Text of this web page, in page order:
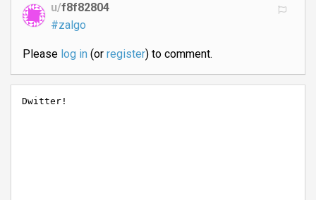
u/f8f82804
#zalgo
Please log in(or register) to comment.